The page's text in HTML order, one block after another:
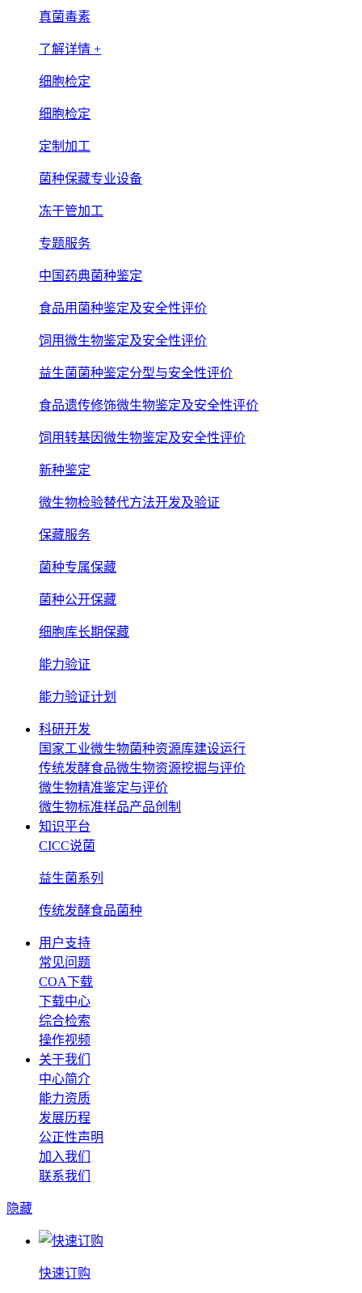
真菌毒素
了解详情 +
细胞检定
细胞检定
定制加工
菌种保藏专业设备
冻干管加工
专题服务
中国药典菌种鉴定
食品用菌种鉴定及安全性评价
饲用微生物鉴定及安全性评价
益生菌菌种鉴定分型与安全性评价
食品遗传修饰微生物鉴定及安全性评价
饲用转基因微生物鉴定及安全性评价
新种鉴定
微生物检验替代方法开发及验证
保藏服务
菌种专属保藏
菌种公开保藏
细胞库长期保藏
能力验证
能力验证计划
科研开发
国家工业微生物菌种资源库建设运行
传统发酵食品微生物资源挖掘与评价
微生物精准鉴定与评价
微生物标准样品产品创制
知识平台
CICC说菌
益生菌系列
传统发酵食品菌种
用户支持
常见问题
COA下载
下载中心
综合检索
操作视频
关于我们
中心简介
能力资质
发展历程
公正性声明
加入我们
联系我们
隐藏
快速订购